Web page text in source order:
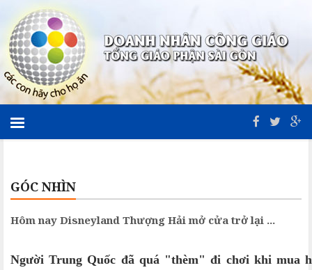
GÓC NHÌN
Hôm nay Disneyland Thượng Hải mở cửa trở lại ...
Người Trung Quốc đã quá "thèm" đi chơi khi mua